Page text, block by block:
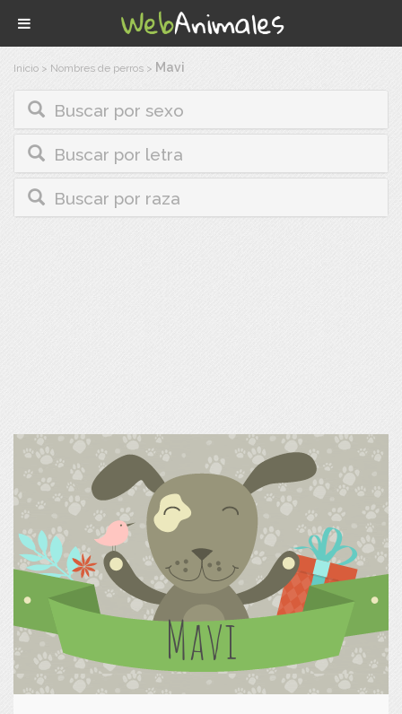
Inicio > Nombres de perros > Mavi
Buscar por sexo
Buscar por letra
Buscar por raza
Mavi